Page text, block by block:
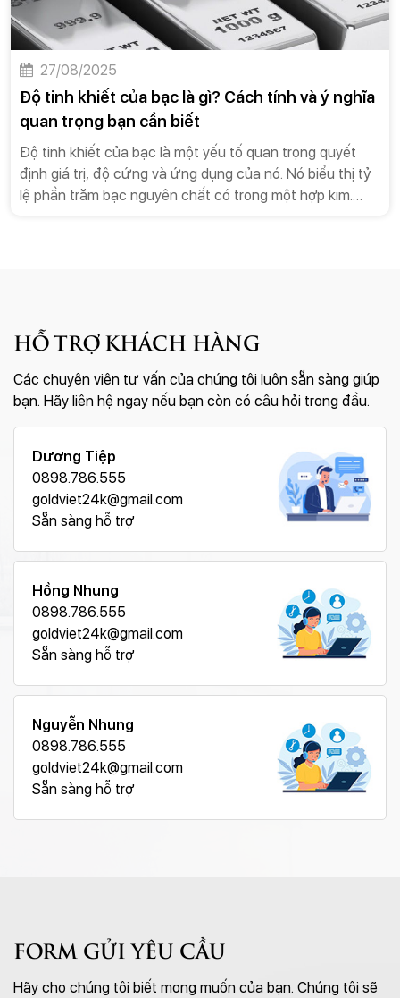
27/08/2025
Độ tinh khiết của bạc là gì? Cách tính và ý nghĩa
quan trọng bạn cần biết
Độ tinh khiết của bạc là một yếu tố quan trọng quyết
định giá trị, độ cứng và ứng dụng của nó. Nó biểu thị tỷ
lệ phần trăm bạc nguyên chất có trong một hợp kim.
HỖ TRỢ KHÁCH HÀNG
Các chuyên viên tư vấn của chúng tôi luôn sẵn sàng giúp
bạn. Hãy liên hệ ngay nếu bạn còn có câu hỏi trong đầu.
Dương Tiệp
0898.786.555
goldviet24k@gmail.com
Sẵn sàng hỗ trợ
Hồng Nhung
0898.786.555
goldviet24k@gmail.com
Sẵn sàng hỗ trợ
Nguyễn Nhung
0898.786.555
goldviet24k@gmail.com
Sẵn sàng hỗ trợ
FORM GỬI YÊU CẦU
Hãy cho chúng tôi biết mong muốn của bạn. Chúng tôi sẽ